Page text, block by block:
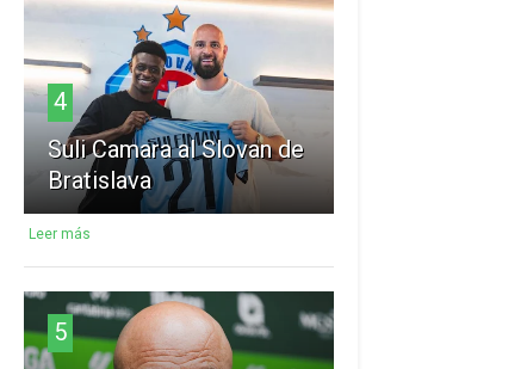
4
Suli Camara al Slovan de
Bratislava
Leer más
5